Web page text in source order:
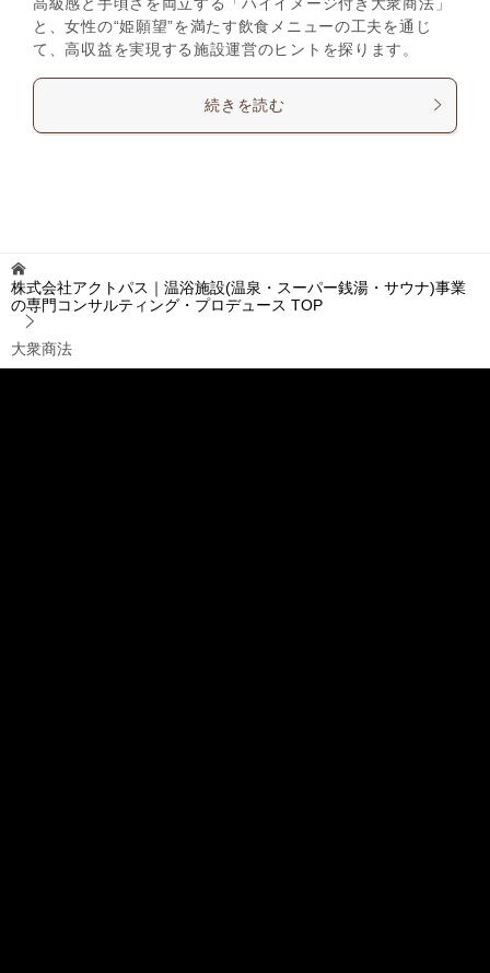
と、女性の“姫願望”を満たす飲食メニューの工夫を通じ
て、高収益を実現する施設運営のヒントを探ります。
続きを読む
株式会社アクトパス｜温浴施設(温泉・スーパー銭湯・サウナ)事業
の専門コンサルティング・プロデュース TOP
大衆商法